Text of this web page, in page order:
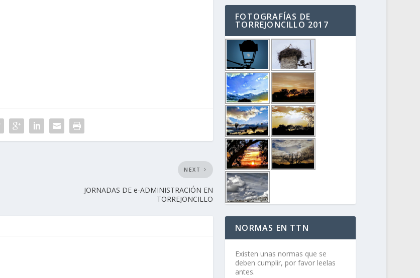
NEXT
JORNADAS DE e-ADMINISTRACIÓN EN
TORREJONCILLO
FOTOGRAFÍAS DE
TORREJONCILLO 2017
NORMAS EN TTN
Existen unas normas que se
deben cumplir, por favor leelas
antes.